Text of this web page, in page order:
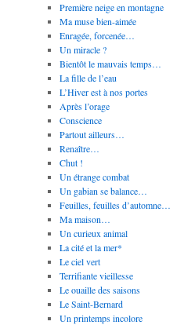
Première neige en montagne
Ma muse bien-aimée
Enragée, forcenée…
Un miracle ?
Bientôt le mauvais temps…
La fille de l’eau
L’Hiver est à nos portes
Après l’orage
Conscience
Partout ailleurs…
Renaître…
Chut !
Un étrange combat
Un gabian se balance…
Feuilles, feuilles d’automne…
Ma maison…
Un curieux animal
La cité et la mer*
Le ciel vert
Terrifiante vieillesse
Le ouaille des saisons
Le Saint-Bernard
Un printemps incolore